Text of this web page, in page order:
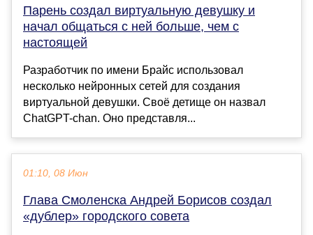
Парень создал виртуальную девушку и
начал общаться с ней больше, чем с
настоящей
Разработчик по имени Брайс использовал
несколько нейронных сетей для создания
виртуальной девушки. Своё детище он назвал
ChatGPT-chan. Оно представля...
01:10, 08 Июн
Глава Смоленска Андрей Борисов создал
«дублер» городского совета